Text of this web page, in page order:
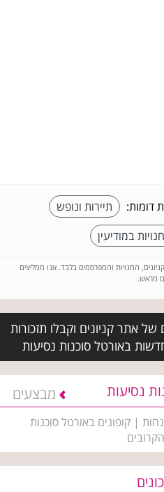
דומות:
תיירות ונופש
במודיעין
החנויות והמפרסמים בלבד. אנו ממליצים
מראש.
אתר קניונים וקבלו תזכורות
באורטל סוכנות נסיעות
נסיעות מבצעים
| קופונים באורטל סוכנות